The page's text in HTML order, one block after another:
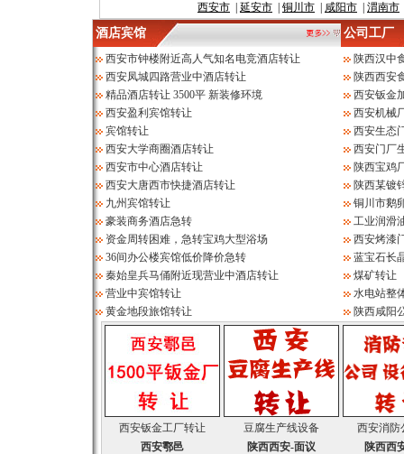
西安市
延安市 铜川市 咸阳市 渭南市
酒店宾馆 公司工厂
西安市钟楼附近高人气知名电竞酒店转让
西安凤城四路营业中酒店转让
精品酒店转让 3500平 新装修环境
西安盈利宾馆转让
宾馆转让
西安大学商圈酒店转让
西安市中心酒店转让
西安大唐西市快捷酒店转让
九州宾馆转让
豪装商务酒店急转
资金周转困难，急转宝鸡大型浴场
36间办公楼宾馆低价降价急转
秦始皇兵马俑附近现营业中酒店转让
营业中宾馆转让
黄金地段旅馆转让
陕西汉中
陕西西安
西安钣金
西安机械
西安生态
西安门厂
陕西宝鸡
陕西某镀
铜川市鹅
工业润滑
西安烤漆
蓝宝石长
煤矿转让
水电站整
陕西咸阳
西安钣金工厂转让 豆腐生产线设备
西安消防
西安鄠邑
陕西西安-面议 陕西西